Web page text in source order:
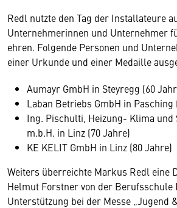
Redl nutzte den Tag der Installateure
Unternehmerinnen und Unternehmer
ehren. Folgende Personen und
einer Urkunde und einer Medaille
Aumayr GmbH in Steyregg (60
Laban Betriebs GmbH in Pasching
Ing. Pischulti, Heizung- Klima und
m.b.H. in Linz (70 Jahre)
KE KELIT GmbH in Linz (80 Jahre)
Weiters überreichte Markus Redl eine
Helmut Forstner von der Berufsschule
Unterstützung bei der Messe „Jugend